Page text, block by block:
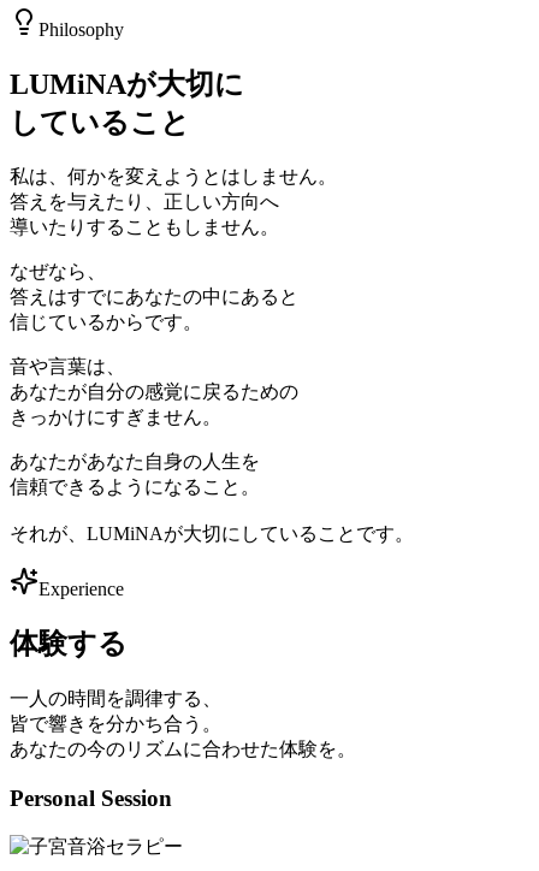
Philosophy
LUMiNAが大切に
していること
私は、何かを変えようとはしません。
答えを与えたり、正しい方向へ
導いたりすることもしません。
なぜなら、
答えはすでにあなたの中にあると
信じているからです。
音や言葉は、
あなたが自分の感覚に戻るための
きっかけにすぎません。
あなたがあなた自身の人生を
信頼できるようになること。
それが、LUMiNAが大切にしていることです。
Experience
体験する
一人の時間を調律する、
皆で響きを分かち合う。
あなたの今のリズムに合わせた体験を。
Personal Session